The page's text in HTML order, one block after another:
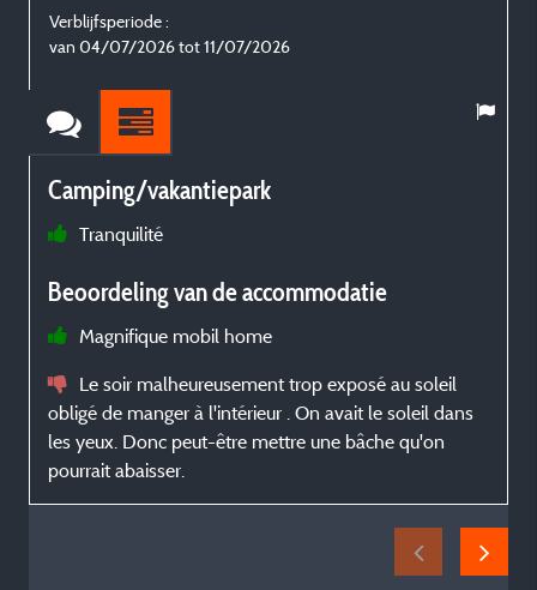
Verblijfsperiode :
van 04/07/2026 tot 11/07/2026
Camping/vakantiepark
Tranquilité
Beoordeling van de accommodatie
Magnifique mobil home
Le soir malheureusement trop exposé au soleil
obligé de manger à l'intérieur . On avait le soleil dans
les yeux. Donc peut-être mettre une bâche qu'on
pourrait abaisser.